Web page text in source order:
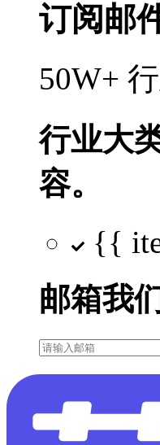
订阅邮
50W+
行业大
容。
{{
邮箱我